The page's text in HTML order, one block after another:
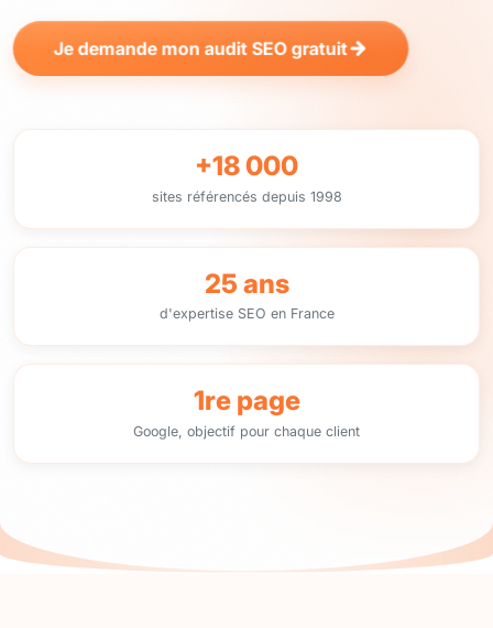
Je demande mon audit SEO gratuit
+18 000
sites référencés depuis 1998
25 ans
d'expertise SEO en France
1re page
Google, objectif pour chaque client